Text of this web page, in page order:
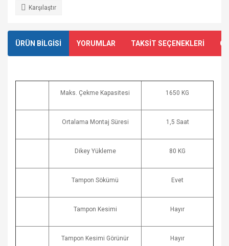
Karşılaştır
ÜRÜN BİLGİSİ YORUMLAR TAKSİT SEÇENEKLERİ
Maks. Çekme Kapasitesi 1650 KG
Ortalama Montaj Süresi 1,5 Saat
Dikey Yükleme 80 KG
Tampon Sökümü Evet
Tampon Kesimi Hayır
Tampon Kesimi Görünür Hayır